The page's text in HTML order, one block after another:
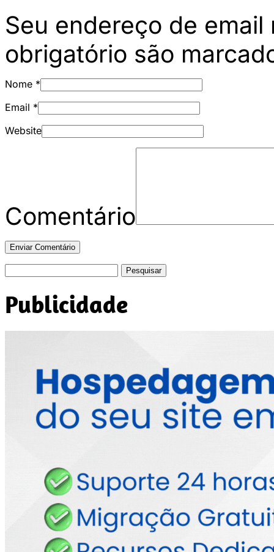
Seu endereço de
obrigatório são
Nome *
Email *
Website
Comentário
Publicidade